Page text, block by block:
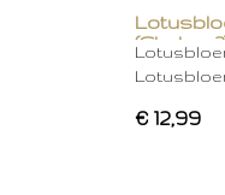
(Chakra
€ 12,99